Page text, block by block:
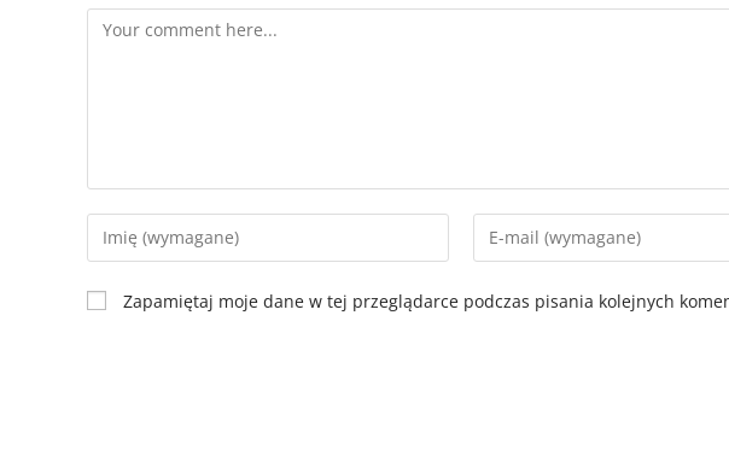
Zapamiętaj moje dane w tej przeglądarce podczas pisania kolejnych